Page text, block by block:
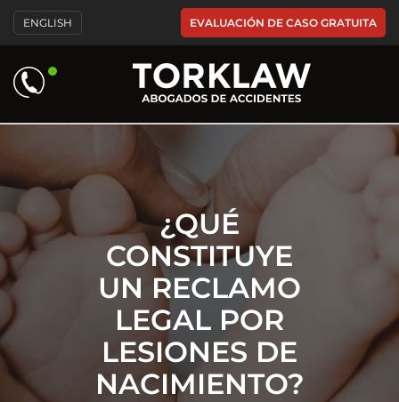
Please
note:
This
includes
an
ENGLISH EVALUACIÓN DE CASO GRATUITA
¿QUÉ
CONSTITUYE
UN RECLAMO
LEGAL POR
LESIONES DE
NACIMIENTO?